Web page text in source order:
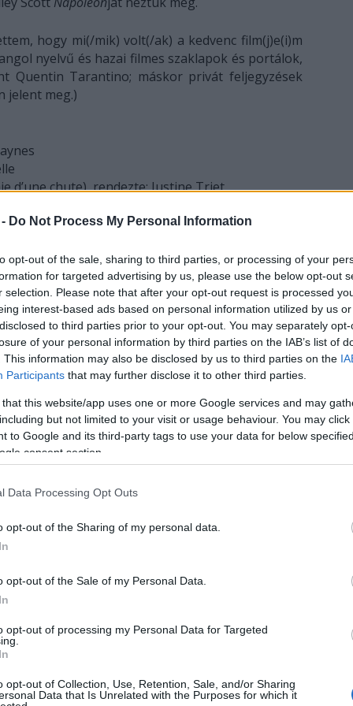
Do Not Process My Personal Information
opt-out of the sale, sharing to third parties, or processing of your
for targeted advertising by us, please use the below opt-out
selection. Please note that after your opt-out request is processed
interest-based ads based on personal information utilized by us
to third parties prior to your opt-out. You may separately
of your personal information by third parties on the IAB’s list of
This information may also be disclosed by us to third parties on the
Participants that may further disclose it to other third parties.
that this website/app uses one or more Google services and may
but not limited to your visit or usage behaviour. You may
to Google and its third-party tags to use your data for below
consent section.
Data Processing Opt Outs
opt-out of the Sharing of my personal data.
opt-out of the Sale of my Personal Data.
opt-out of processing my Personal Data for Targeted
opt-out of Collection, Use, Retention, Sale, and/or Sharing
Data that Is Unrelated with the Purposes for which it
hogy mi(/mik) volt(/ak) a kedvenc film(j)e(i)m
nyelvű és hazai filmes szaklapok és portálok,
Quentin Tarantino; máskor privát feljegyzések
jelent meg.)
d’une chute), rendezte: Justine Triet
Moon), rendezte: Martin Scorsese
Raven Jackson
Nolan
dô ikiru ka), rendezte: Mijazaki Hajao
Arcel
rendezte: Nicolas Bedos
rendezte: Sam Esmail
Áron
pontozási rendszer, nem csupán a filmnyelvi
vagy a kimagasló rendezői, operatőri, színészi
mindezek egésze vezette ujjaimat, amikor
filmek közül azt a tízet, plusz egyet, ami